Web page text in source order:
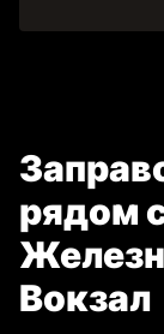
рядом
Вокзал